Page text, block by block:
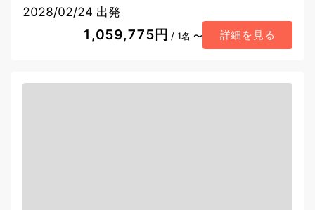
2028/02/24 出発
1,059,775円 / 1名 〜 詳細を見る